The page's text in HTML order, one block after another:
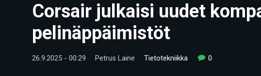
Corsair julkaisi uudet
pelinäppäimistöt
26.9.2025 - 00:29 Petrus Laine Tietotekniikka 0